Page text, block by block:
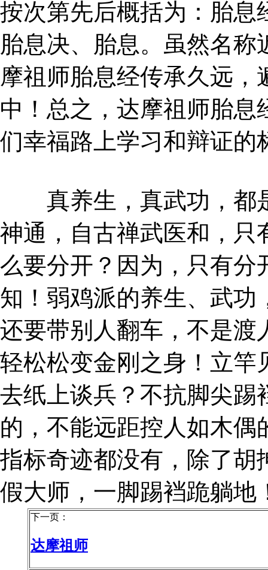
按次第先后概括为：胎息
胎息决、胎息。虽然名
摩祖师胎息经传承久远
中！总之，达摩祖师胎
们幸福路上学习和辩证的
真养生，真武功，都
神通，自古禅武医和，只
么要分开？因为，只有分
知！弱鸡派的养生、武功
还要带别人翻车，不是渡
轻松松变金刚之身！立竿
去纸上谈兵？不抗脚尖踢
的，不能远距控人如木
指标奇迹都没有，除了胡
假大师，一脚踢裆跪躺地
下一页：
达摩祖师